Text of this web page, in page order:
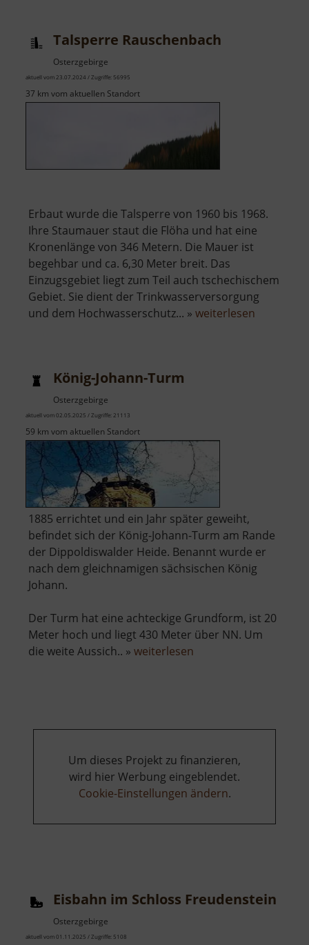
Talsperre Rauschenbach
Osterzgebirge
aktuell vom 23.07.2024 / Zugriffe: 56995
37 km vom aktuellen Standort
Erbaut wurde die Talsperre von 1960 bis 1968.
Ihre Staumauer staut die Flöha und hat eine
Kronenlänge von 346 Metern. Die Mauer ist
begehbar und ca. 6,30 Meter breit. Das
Einzugsgebiet liegt zum Teil auch tschechischem
Gebiet. Sie dient der Trinkwasserversorgung
und dem Hochwasserschutz... » weiterlesen
König-Johann-Turm
Osterzgebirge
aktuell vom 02.05.2025 / Zugriffe: 21113
59 km vom aktuellen Standort
1885 errichtet und ein Jahr später geweiht,
befindet sich der König-Johann-Turm am Rande
der Dippoldiswalder Heide. Benannt wurde er
nach dem gleichnamigen sächsischen König
Johann.
Der Turm hat eine achteckige Grundform, ist 20
Meter hoch und liegt 430 Meter über NN. Um
die weite Aussich.. » weiterlesen
Um dieses Projekt zu finanzieren,
wird hier Werbung eingeblendet.
Cookie-Einstellungen ändern.
Eisbahn im Schloss Freudenstein
Osterzgebirge
aktuell vom 01.11.2025 / Zugriffe: 5108